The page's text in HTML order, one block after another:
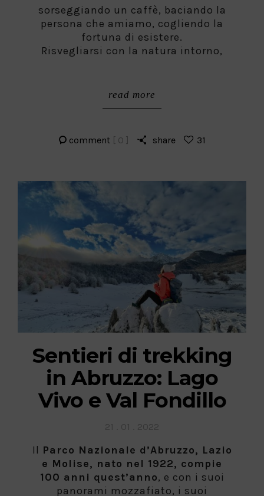
sorseggiando un caffè, baciando la
persona che amiamo, cogliendo la
fortuna di esistere.
Risvegliarsi con la natura intorno,
read more
comment [ 0 ] share 31
Sentieri di trekking
in Abruzzo: Lago
Vivo e Val Fondillo
Il Parco Nazionale d’Abruzzo, Lazio
e Molise, nato nel 1922, compie
100 anni quest’anno, e con i suoi
panorami mozzafiato, i suoi